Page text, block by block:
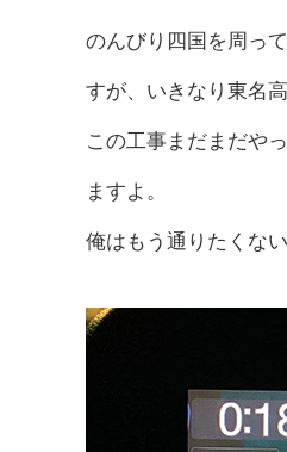
のんびり四国を周っ
すが、いきなり東名
この工事まだまだや
ますよ。
俺はもう通りたくな